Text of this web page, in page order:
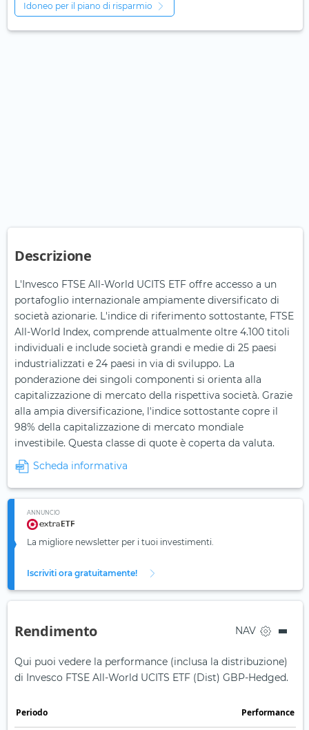
Idoneo per il piano di risparmio
Descrizione
L'Invesco FTSE All-World UCITS ETF offre accesso a un
portafoglio internazionale ampiamente diversificato di
società azionarie. L'indice di riferimento sottostante, FTSE
All-World Index, comprende attualmente oltre 4.100 titoli
individuali e include società grandi e medie di 25 paesi
industrializzati e 24 paesi in via di sviluppo. La
ponderazione dei singoli componenti si orienta alla
capitalizzazione di mercato della rispettiva società. Grazie
alla ampia diversificazione, l'indice sottostante copre il
98% della capitalizzazione di mercato mondiale
investibile. Questa classe di quote è coperta da valuta.
Scheda informativa
ANNUNCIO
La migliore newsletter per i tuoi investimenti.
Iscriviti ora gratuitamente!
Rendimento NAV
Qui puoi vedere la performance (inclusa la distribuzione)
di Invesco FTSE All-World UCITS ETF (Dist) GBP-Hedged.
Periodo Performance